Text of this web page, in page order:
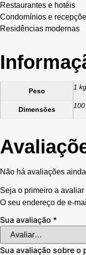
Restaurantes e hotéis
Condomínios e
Residências modernas
Peso 1 kg
Dimensões
Não há avaliações
Seja o primeiro a
O seu endereço de e-
Sua avaliação *
Sua avaliação sobre o